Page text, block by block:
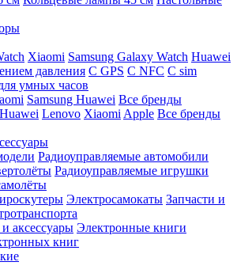
Xiaomi Samsung Galaxy Watch Huawei
давления C GPS C NFC C sim
умных часов
Samsung Huawei Все бренды
Huawei Lenovo Xiaomi Apple Все бренды
Радиоуправляемые автомобили
Радиоуправляемые игрушки
Электросамокаты Запчасти и
аксессуары Электронные книги
книг